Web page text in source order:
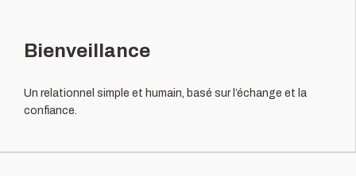
Bienveillance
Un relationnel simple et humain, basé sur l’échange et la
confiance.